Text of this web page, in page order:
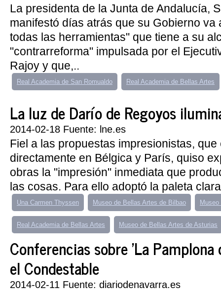
La presidenta de la Junta de Andalucía,
manifestó días atrás que su Gobierno va
todas las herramientas" que tiene a su
"contrarreforma" impulsada por el
Rajoy y que,..
Real Academia de San Romualdo Real Academia de Bellas Artes
La luz de Darío de Regoyos
2014-02-18 Fuente: lne.es
Fiel a las propuestas impresionistas, que
directamente en Bélgica y París, quiso
obras la "impresión" inmediata que
las cosas. Para ello adoptó la paleta
Una Carmen Thyssen Museo de Bellas Artes de Bilbao
Real Academia de Bellas Artes Museo de Bellas Artes de Asturias
Conferencias sobre 'La
el Condestable
2014-02-11 Fuente: diariodenavarra.es